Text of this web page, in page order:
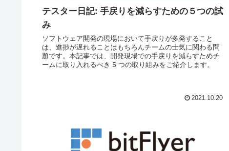
テスター日記: 手戻りを減らすための５つの試
み
ソフトウェア開発の現場において手戻りが多発すること
は、進捗が遅れることはもちろんチームの士気に関わる問
題です。本記事では、開発現場での手戻りを減らすためチ
ームに取り入れるべき 5 つの取り組みをご紹介します。
2021.10.20